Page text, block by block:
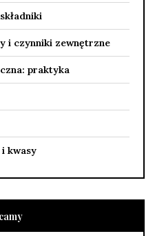
i czynniki zewnętrzne
praktyka
kwasy